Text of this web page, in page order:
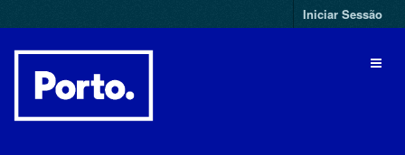
para
Iniciar Sessão